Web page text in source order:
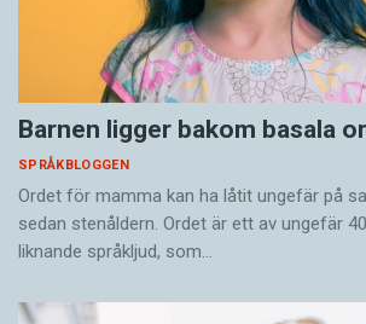
Barnen ligger bakom basala
SPRÅKBLOGGEN
Ordet för mamma kan ha låtit ungefär på
sedan stenåldern. Ordet är ett av ungefär
liknande språkljud, som…